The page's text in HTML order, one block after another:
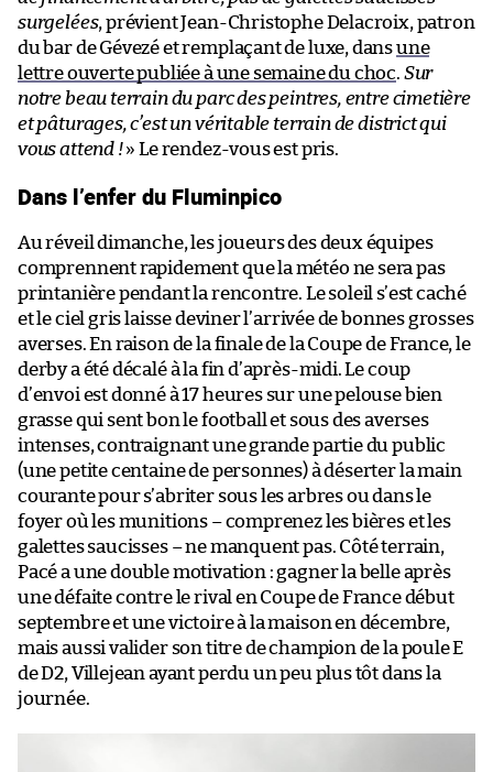
surgelées, prévient Jean-Christophe Delacroix, patron
du bar de Gévezé et remplaçant de luxe, dansune
lettre ouverte publiée à une semaine du choc. Sur
notre beau terrain du parc des peintres, entre cimetière
et pâturages, c’est un véritable terrain de district qui
vous attend !» Le rendez-vous est pris.
Dans l’enfer du Fluminpico
Au réveil dimanche, les joueurs des deux équipes
comprennent rapidement que la météo ne sera pas
printanière pendant la rencontre. Le soleil s’est caché
et le ciel gris laisse deviner l’arrivée de bonnes grosses
averses. En raison de la finale de la Coupe de France, le
derby a été décalé à la fin d’après-midi. Le coup
d’envoi est donné à 17 heures sur une pelouse bien
grasse qui sent bon le football et sous des averses
intenses, contraignant une grande partie du public
(une petite centaine de personnes) à déserter la main
courante pour s’abriter sous les arbres ou dans le
foyer où les munitions – comprenez les bières et les
galettes saucisses – ne manquent pas. Côté terrain,
Pacé a une double motivation : gagner la belle après
une défaite contre le rival en Coupe de France début
septembre et une victoire à la maison en décembre,
mais aussi valider son titre de champion de la poule E
de D2, Villejean ayant perdu un peu plus tôt dans la
journée.